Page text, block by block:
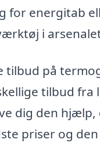
for energitab
i
tilbud på
tilbud
dig den
priser og